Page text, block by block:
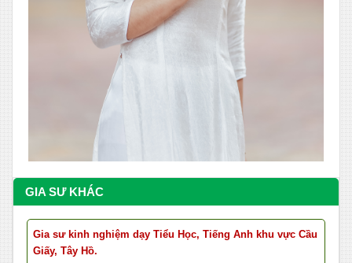
GIA SƯ KHÁC
Gia sư kinh nghiệm dạy Tiểu Học, Tiếng Anh khu vực Cầu
Giấy, Tây Hồ.